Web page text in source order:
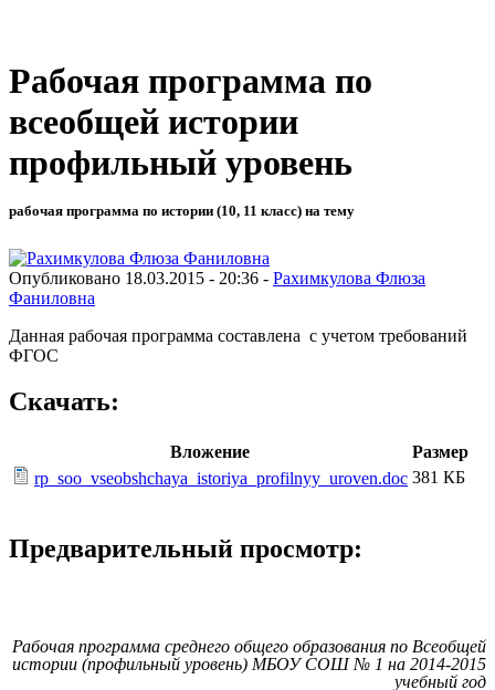
Рабочая программа по
всеобщей истории
профильный уровень
рабочая программа по истории (10, 11 класс) на тему
Опубликовано 18.03.2015 - 20:36 - Рахимкулова Флюза
Фаниловна
Данная рабочая программа составлена с учетом требований
ФГОС
Скачать:
Вложение
Размер
rp_soo_vseobshchaya_istoriya_profilnyy_uroven.doc 381 КБ
Предварительный просмотр:
Рабочая программа среднего общего образования по Всеобщей
истории (профильный уровень) МБОУ СОШ № 1 на 2014-2015
учебный год